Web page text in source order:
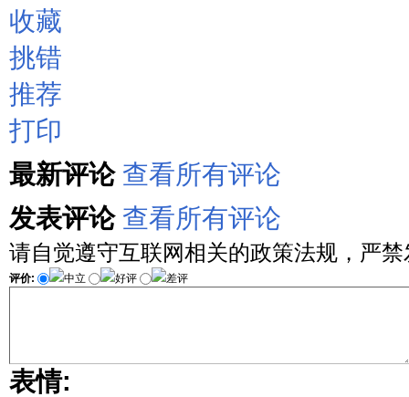
收藏
挑错
推荐
打印
最新评论 查看所有评论
发表评论 查看所有评论
请自觉遵守互联网相关的政策法规，严
评价: 中立 好评 差评
表情: